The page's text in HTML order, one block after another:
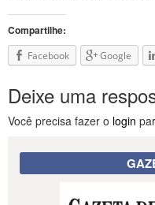
Compartilhe:
Facebook Google
Deixe uma
Você precisa fazer o login